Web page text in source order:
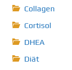
Collagen
Cortisol
DHEA
Diät